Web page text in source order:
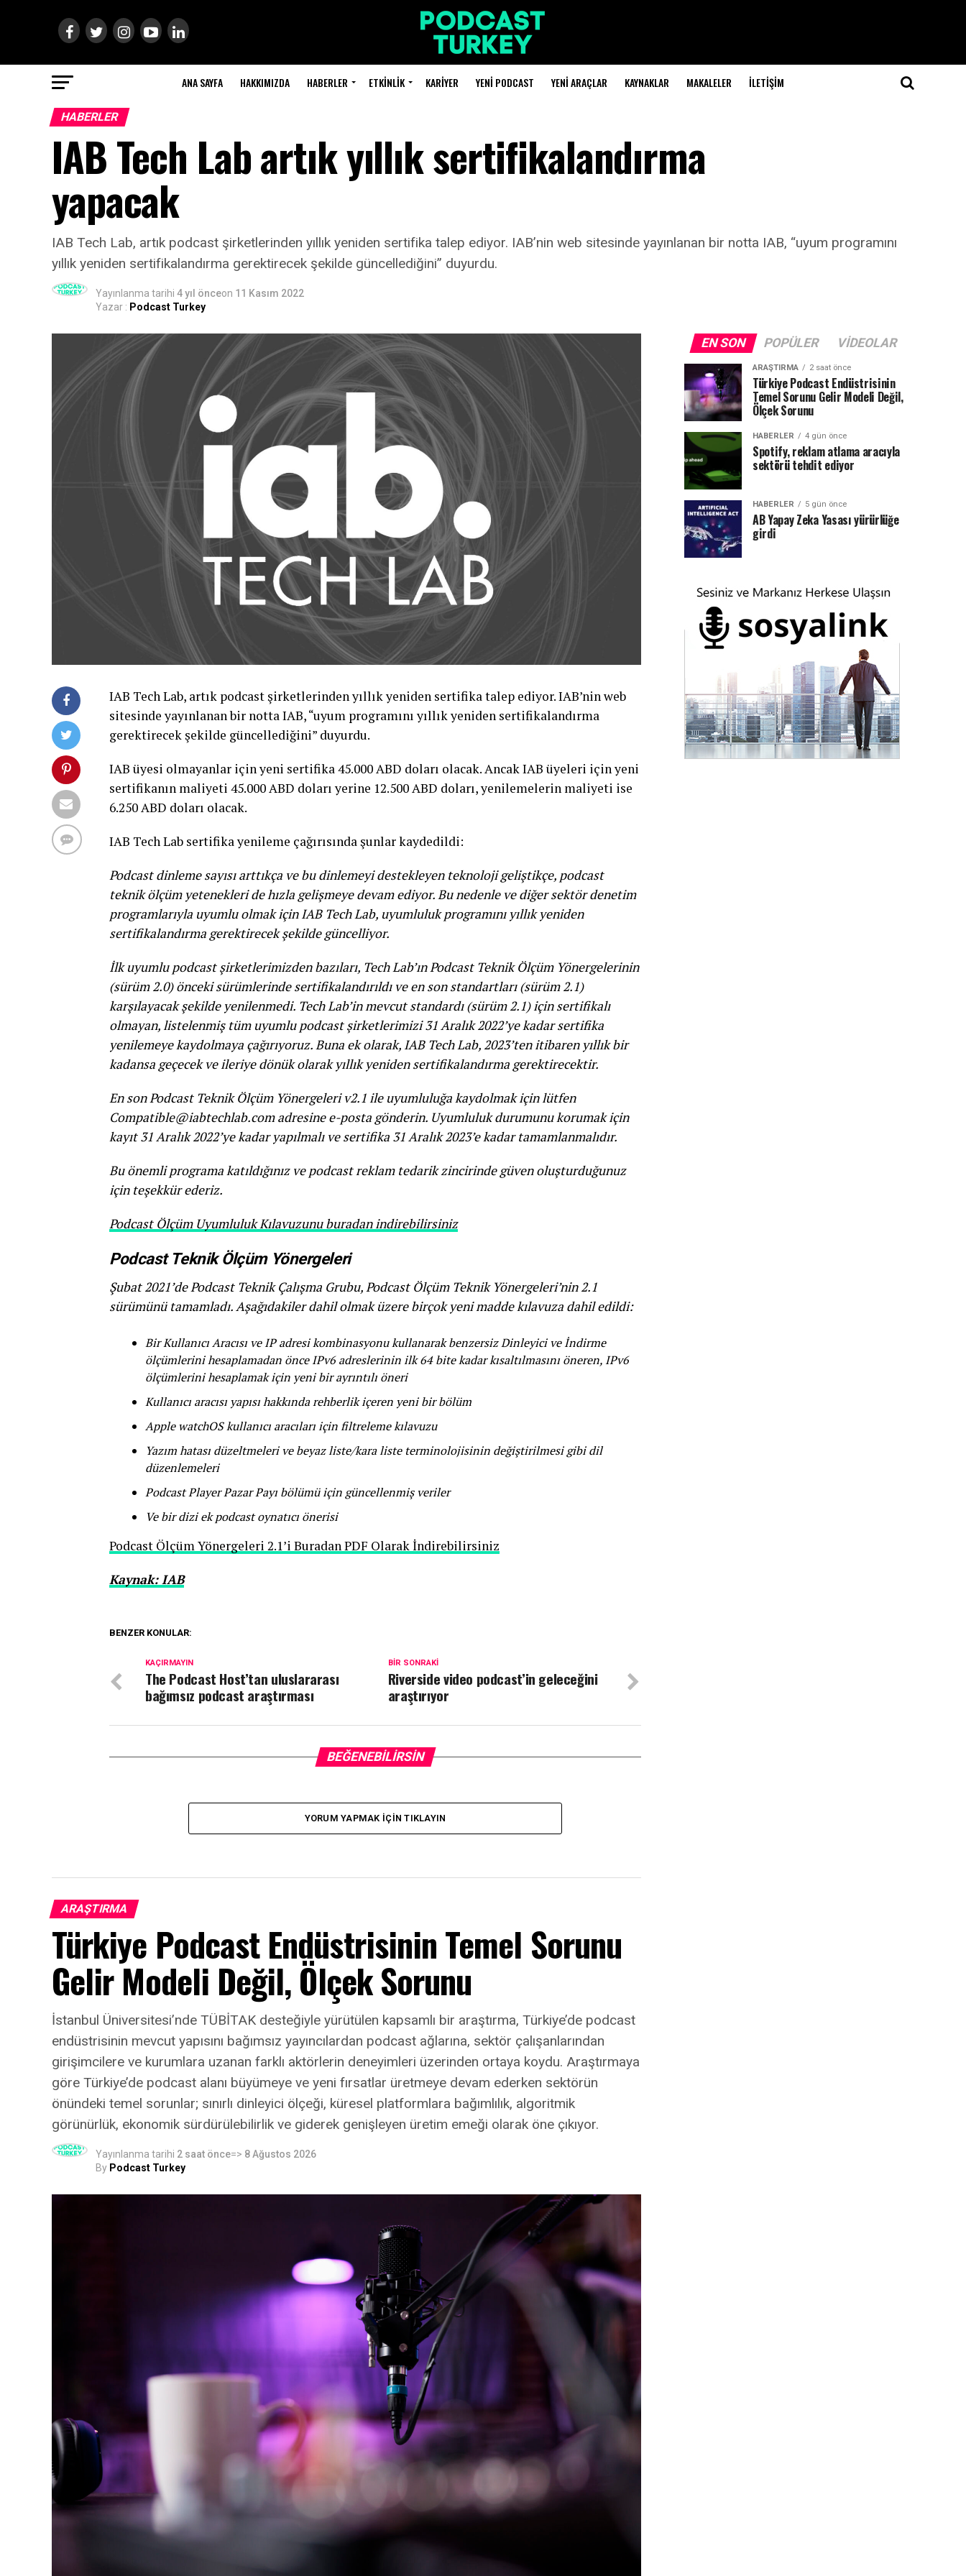
ANA SAYFA HAKKIMIZDA HABERLER ETKINLIK KARIYER YENI PODCAST YENI ARAÇLAR KAYNAKLAR MAKALELER İLETIŞIM
HABERLER
IAB Tech Lab artık yıllık sertifikalandırma
yapacak
IAB Tech Lab, artık podcast şirketlerinden yıllık yeniden sertifika talep ediyor. IAB’nin web sitesinde yayınlanan bir notta IAB, “uyum programını
yıllık yeniden sertifikalandırma gerektirecek şekilde güncellediğini” duyurdu.
Yayınlanma tarihi 4 yıl önceon 11 Kasım 2022
Yazar : Podcast Turkey
IAB Tech Lab, artık podcast şirketlerinden yıllık yeniden sertifika talep ediyor. IAB’nin web
sitesinde yayınlanan bir notta IAB, “uyum programını yıllık yeniden sertifikalandırma
gerektirecek şekilde güncellediğini” duyurdu.
IAB üyesi olmayanlar için yeni sertifika 45.000 ABD doları olacak. Ancak IAB üyeleri için yeni
sertifikanın maliyeti 45.000 ABD doları yerine 12.500 ABD doları, yenilemelerin maliyeti ise
6.250 ABD doları olacak.
IAB Tech Lab sertifika yenileme çağırısında şunlar kaydedildi:
Podcast dinleme sayısı arttıkça ve bu dinlemeyi destekleyen teknoloji geliştikçe, podcast
teknik ölçüm yetenekleri de hızla gelişmeye devam ediyor. Bu nedenle ve diğer sektör denetim
programlarıyla uyumlu olmak için IAB Tech Lab, uyumluluk programını yıllık yeniden
sertifikalandırma gerektirecek şekilde güncelliyor.
İlk uyumlu podcast şirketlerimizden bazıları, Tech Lab’ın Podcast Teknik Ölçüm Yönergelerinin
(sürüm 2.0) önceki sürümlerinde sertifikalandırıldı ve en son standartları (sürüm 2.1)
karşılayacak şekilde yenilenmedi. Tech Lab’in mevcut standardı (sürüm 2.1) için sertifikalı
olmayan, listelenmiş tüm uyumlu podcast şirketlerimizi 31 Aralık 2022’ye kadar sertifika
yenilemeye kaydolmaya çağırıyoruz. Buna ek olarak, IAB Tech Lab, 2023’ten itibaren yıllık bir
kadansa geçecek ve ileriye dönük olarak yıllık yeniden sertifikalandırma gerektirecektir.
En son Podcast Teknik Ölçüm Yönergeleri v2.1 ile uyumluluğa kaydolmak için lütfen
Compatible@iabtechlab.com adresine e-posta gönderin. Uyumluluk durumunu korumak için
kayıt 31 Aralık 2022’ye kadar yapılmalı ve sertifika 31 Aralık 2023’e kadar tamamlanmalıdır.
Bu önemli programa katıldığınız ve podcast reklam tedarik zincirinde güven oluşturduğunuz
için teşekkür ederiz.
Podcast Ölçüm Uyumluluk Kılavuzunu buradan indirebilirsiniz
Podcast Teknik Ölçüm Yönergeleri
Şubat 2021’de Podcast Teknik Çalışma Grubu, Podcast Ölçüm Teknik Yönergeleri’nin 2.1
sürümünü tamamladı. Aşağıdakiler dahil olmak üzere birçok yeni madde kılavuza dahil edildi:
Bir Kullanıcı Aracısı ve IP adresi kombinasyonu kullanarak benzersiz Dinleyici ve İndirme
ölçümlerini hesaplamadan önce IPv6 adreslerinin ilk 64 bite kadar kısaltılmasını öneren, IPv6
ölçümlerini hesaplamak için yeni bir ayrıntılı öneri
Kullanıcı aracısı yapısı hakkında rehberlik içeren yeni bir bölüm
Apple watchOS kullanıcı aracıları için filtreleme kılavuzu
Yazım hatası düzeltmeleri ve beyaz liste/kara liste terminolojisinin değiştirilmesi gibi dil
düzenlemeleri
Podcast Player Pazar Payı bölümü için güncellenmiş veriler
Ve bir dizi ek podcast oynatıcı önerisi
Podcast Ölçüm Yönergeleri 2.1’i Buradan PDF Olarak İndirebilirsiniz
Kaynak: IAB
BENZER KONULAR:
BIR SONRAKI
Riverside video podcast’in geleceğini
araştırıyor
KAÇIRMAYIN
The Podcast Host’tan uluslararası
bağımsız podcast araştırması
BEĞENEBILIRSIN
YORUM YAPMAK IÇIN TIKLAYIN
ARAŞTIRMA
Türkiye Podcast Endüstrisinin Temel Sorunu
Gelir Modeli Değil, Ölçek Sorunu
İstanbul Üniversitesi’nde TÜBİTAK desteğiyle yürütülen kapsamlı bir araştırma, Türkiye’de podcast
endüstrisinin mevcut yapısını bağımsız yayıncılardan podcast ağlarına, sektör çalışanlarından
girişimcilere ve kurumlara uzanan farklı aktörlerin deneyimleri üzerinden ortaya koydu. Araştırmaya
göre Türkiye’de podcast alanı büyümeye ve yeni fırsatlar üretmeye devam ederken sektörün
önündeki temel sorunlar; sınırlı dinleyici ölçeği, küresel platformlara bağımlılık, algoritmik
görünürlük, ekonomik sürdürülebilirlik ve giderek genişleyen üretim emeği olarak öne çıkıyor.
Yayınlanma tarihi 2 saat önce=> 8 Ağustos 2026
By Podcast Turkey
EN SON POPÜLER VIDEOLAR
ARAŞTIRMA 2 saat önce
Türkiye Podcast Endüstrisinin
Temel Sorunu Gelir Modeli Değil,
Ölçek Sorunu
HABERLER 4 gün önce
Spotify, reklam atlama aracıyla
sektörü tehdit ediyor
HABERLER 5 gün önce
AB Yapay Zeka Yasası yürürlüğe
girdi